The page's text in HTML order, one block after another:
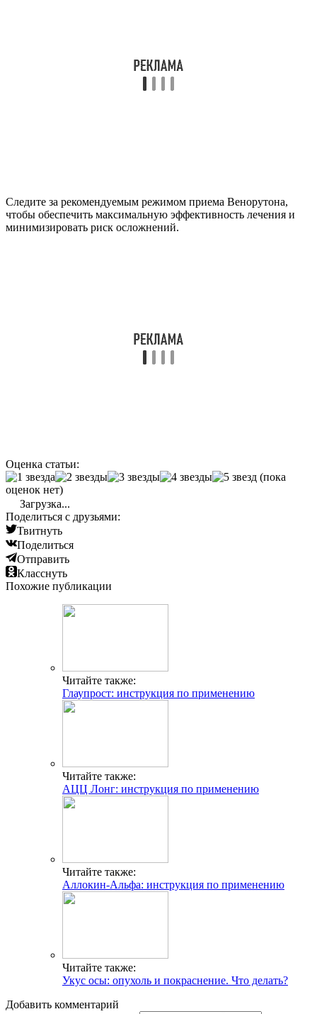
Следите за рекомендуемым режимом приема Венорутона,
чтобы обеспечить максимальную эффективность лечения и
минимизировать риск осложнений.
Оценка статьи:
(пока
оценок нет)
Загрузка...
Поделиться с друзьями:
Твитнуть
Поделиться
Отправить
Класснуть
Похожие публикации
Читайте также:
Глаупрост: инструкция по применению
Читайте также:
АЦЦ Лонг: инструкция по применению
Читайте также:
Аллокин-Альфа: инструкция по применению
Читайте также:
Укус осы: опухоль и покраснение. Что делать?
Добавить комментарий